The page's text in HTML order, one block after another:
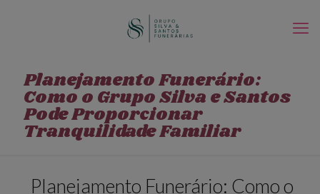
Planejamento Funerário:
Como o Grupo Silva e Santos
Pode Proporcionar
Tranquilidade Familiar
Planejamento Funerário: Como o